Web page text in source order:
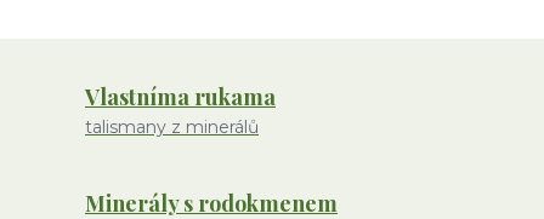
Vlastníma rukama
talismany z minerálů
Minerály s rodokmenem